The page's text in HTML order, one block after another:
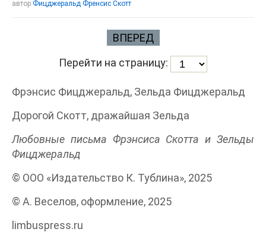
автор Фицджеральд Френсис Скотт
ВПЕРЕД
Перейти на страницу:
Фрэнсис Фицджеральд, Зельда Фицджеральд
Дорогой Скотт, дражайшая Зельда
Любовные письма Фрэнсиса Скотта и Зельды
Фицджеральд
© ООО «Издательство К. Тублина», 2025
© А. Веселов, оформление, 2025
limbuspress.ru